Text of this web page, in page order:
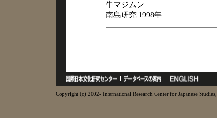
牛マジムン
南島研究 1998年
Copyright (c) 2002- International Research Center for Japanese